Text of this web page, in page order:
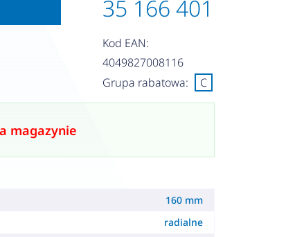
35 166 401
Kod EAN:
4049827008116
Grupa rabatowa:
C
magazynie
160 mm
radialne